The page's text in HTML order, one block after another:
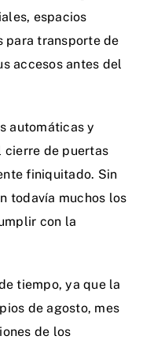
espacios
para transporte de
accesos antes del
automáticas y
cierre de puertas
finiquitado. Sin
todavía muchos los
con la
tiempo, ya que la
de agosto, mes
de los